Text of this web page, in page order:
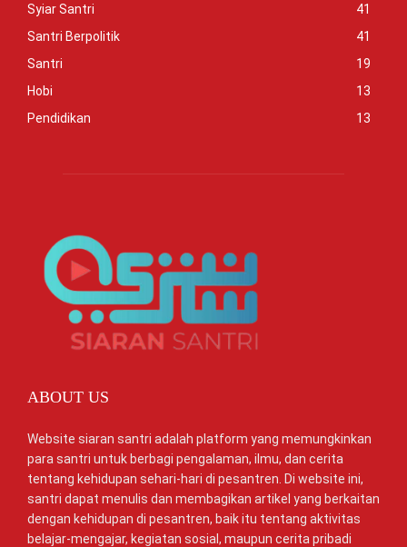
Syiar Santri
41
Santri Berpolitik
41
Santri
19
Hobi
13
Pendidikan
13
ABOUT US
Website siaran santri adalah platform yang memungkinkan
para santri untuk berbagi pengalaman, ilmu, dan cerita
tentang kehidupan sehari-hari di pesantren. Di website ini,
santri dapat menulis dan membagikan artikel yang berkaitan
dengan kehidupan di pesantren, baik itu tentang aktivitas
belajar-mengajar, kegiatan sosial, maupun cerita pribadi